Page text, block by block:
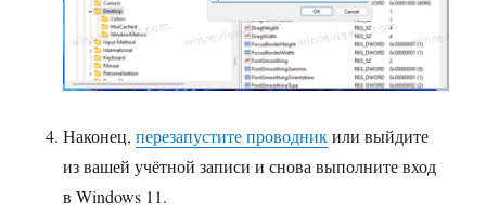
Наконец,перезапустите проводникили выйдите
из вашей учётной записи и снова выполните вход
в Windows 11.